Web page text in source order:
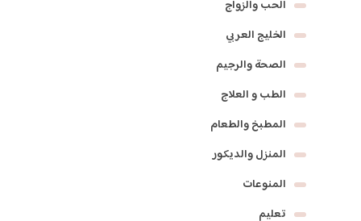
الحب والزواج
الخليج العربي
الصحة والرجيم
الطب و العلاج
المطبخ والطعام
المنزل والديكور
المنوعات
تعليم